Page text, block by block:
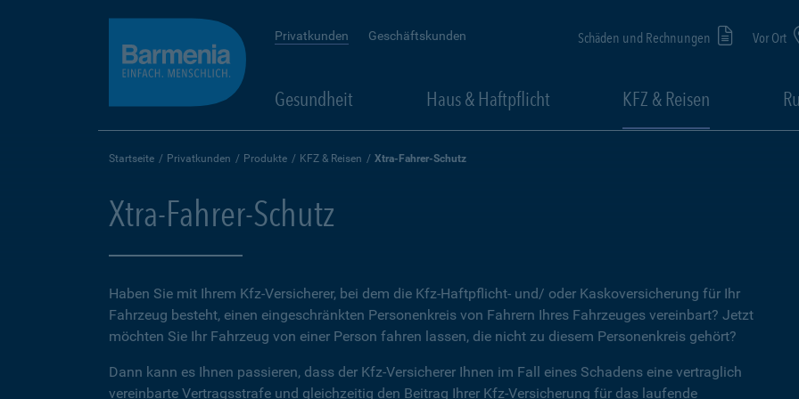
Privatkunden Geschäftskunden Schäden und Rechnungen Vor Ort
Gesundheit Haus & Haftpflicht KFZ & Reisen
Startseite Privatkunden Produkte KFZ & Reisen Xtra-Fahrer-Schutz
Xtra-Fahrer-Schutz
Haben Sie mit Ihrem Kfz-Versicherer, bei dem die Kfz-Haftpflicht- und/ oder Kaskoversicherung für Ihr
Fahrzeug besteht, einen eingeschränkten Personenkreis von Fahrern Ihres Fahrzeuges vereinbart? Jetzt
möchten Sie Ihr Fahrzeug von einer Person fahren lassen, die nicht zu diesem Personenkreis gehört?
Dann kann es Ihnen passieren, dass der Kfz-Versicherer Ihnen im Fall eines Schadens eine vertraglich
vereinbarte Vertragsstrafe und gleichzeitig den Beitrag Ihrer Kfz-Versicherung für das laufende